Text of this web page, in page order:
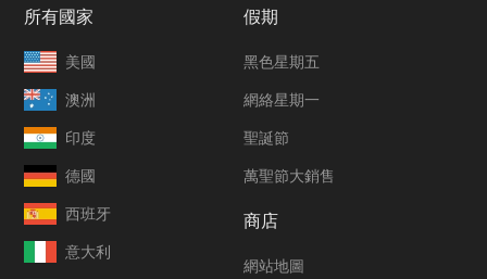
所有國家
美國
澳洲
印度
德國
西班牙
意大利
假期
黑色星期五
網絡星期一
聖誕節
萬聖節大銷售
商店
網站地圖